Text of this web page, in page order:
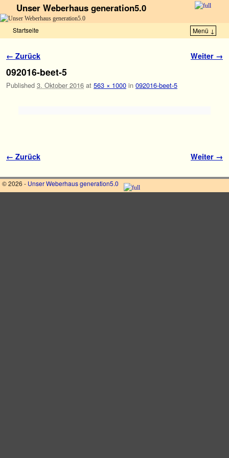
Unser Weberhaus generation5.0
Startseite Menü ↓
Bilder-Navigation
← Zurück Weiter →
092016-beet-5
Published 3. Oktober 2016 at 563 × 1000 in 092016-beet-5
Bilder-Navigation
← Zurück Weiter →
© 2026 - Unser Weberhaus generation5.0